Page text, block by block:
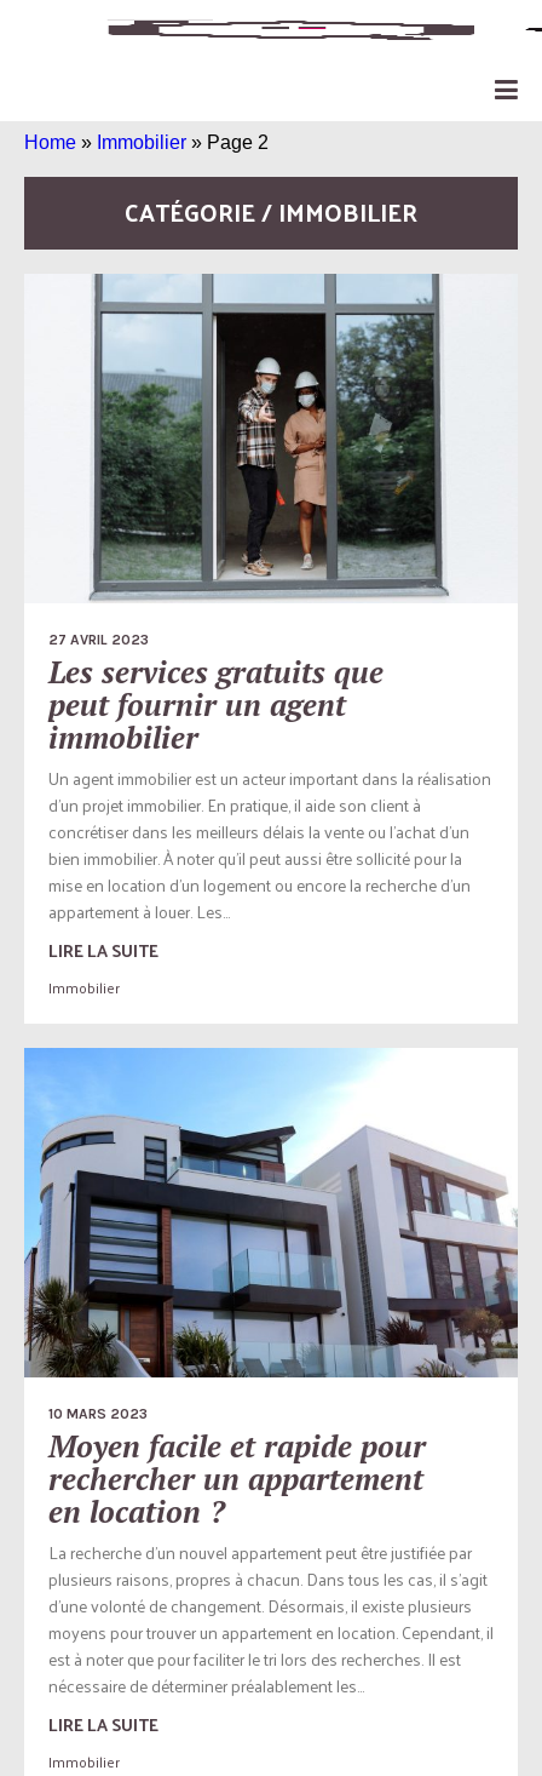
Home » Immobilier » Page 2
CATÉGORIE / IMMOBILIER
27 AVRIL 2023
Les services gratuits que
peut fournir un agent
immobilier
Un agent immobilier est un acteur important dans la réalisation
d’un projet immobilier. En pratique, il aide son client à
concrétiser dans les meilleurs délais la vente ou l’achat d’un
bien immobilier. À noter qu’il peut aussi être sollicité pour la
mise en location d’un logement ou encore la recherche d’un
appartement à louer. Les...
LIRE LA SUITE
Immobilier
10 MARS 2023
Moyen facile et rapide pour
rechercher un appartement
en location ?
La recherche d’un nouvel appartement peut être justifiée par
plusieurs raisons, propres à chacun. Dans tous les cas, il s’agit
d’une volonté de changement. Désormais, il existe plusieurs
moyens pour trouver un appartement en location. Cependant, il
est à noter que pour faciliter le tri lors des recherches. Il est
nécessaire de déterminer préalablement les...
LIRE LA SUITE
Immobilier